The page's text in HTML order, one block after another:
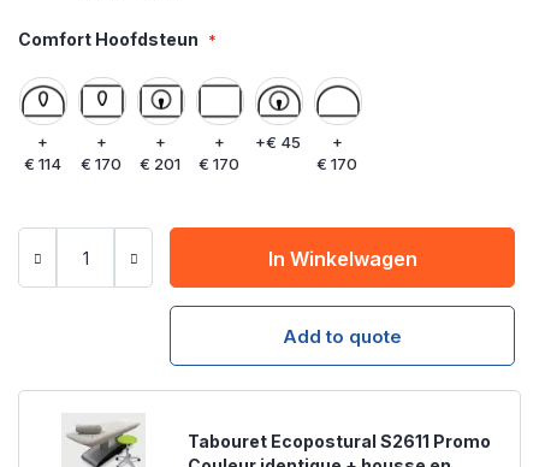
Comfort Hoofdsteun
+
€ 114
+
€ 170
+
€ 201
+
€ 170
+€ 45
+
€ 170
In Winkelwagen
Add to quote
Tabouret Ecopostural S2611 Promo